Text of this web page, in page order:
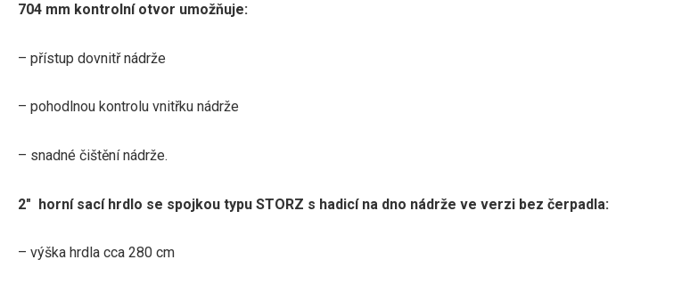
704 mm kontrolní otvor umožňuje:
– přístup dovnitř nádrže
– pohodlnou kontrolu vnitřku nádrže
– snadné čištění nádrže.
2″ horní sací hrdlo se spojkou typu STORZ s hadicí na dno nádrže ve verzi bez čerpadla:
– výška hrdla cca 280 cm